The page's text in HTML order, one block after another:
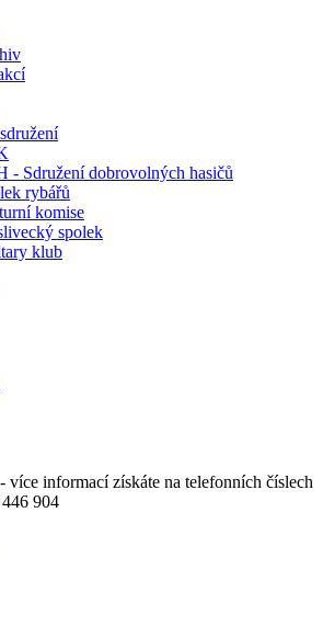
- Sdružení dobrovolných hasičů
rybářů
komise
spolek
klub
více informací získáte na telefonních číslech
904